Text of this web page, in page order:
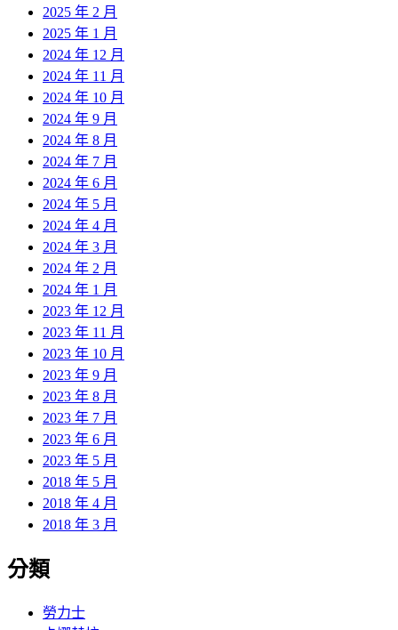
2025 年 2 月
2025 年 1 月
2024 年 12 月
2024 年 11 月
2024 年 10 月
2024 年 9 月
2024 年 8 月
2024 年 7 月
2024 年 6 月
2024 年 5 月
2024 年 4 月
2024 年 3 月
2024 年 2 月
2024 年 1 月
2023 年 12 月
2023 年 11 月
2023 年 10 月
2023 年 9 月
2023 年 8 月
2023 年 7 月
2023 年 6 月
2023 年 5 月
2018 年 5 月
2018 年 4 月
2018 年 3 月
分類
勞力士